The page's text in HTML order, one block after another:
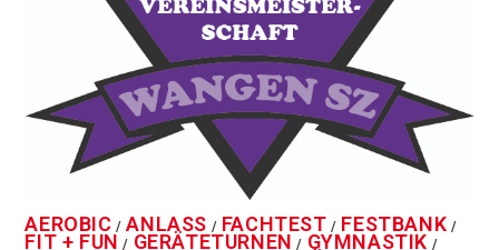
AEROBIC /ANLASS / FACHTEST / FESTBANK /
FIT + FUN / GERÄTETURNEN / GYMNASTIK /